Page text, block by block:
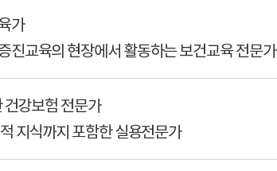
가
진교육의 현장에서 활동하는 보건교육 전문가
건강보험 전문가
지식까지 포함한 실용전문가